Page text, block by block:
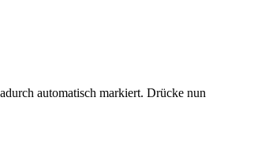
automatisch markiert. Drücke nun